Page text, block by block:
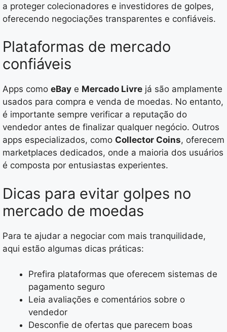
a proteger colecionadores e investidores de golpes,
oferecendo negociações transparentes e confiáveis.
Plataformas de mercado
confiáveis
Apps como eBay e Mercado Livre já são amplamente
usados para compra e venda de moedas. No entanto,
é importante sempre verificar a reputação do
vendedor antes de finalizar qualquer negócio. Outros
apps especializados, como Collector Coins, oferecem
marketplaces dedicados, onde a maioria dos usuários
é composta por entusiastas experientes.
Dicas para evitar golpes no
mercado de moedas
Para te ajudar a negociar com mais tranquilidade,
aqui estão algumas dicas práticas:
Prefira plataformas que oferecem sistemas de
pagamento seguro
Leia avaliações e comentários sobre o
vendedor
Desconfie de ofertas que parecem boas